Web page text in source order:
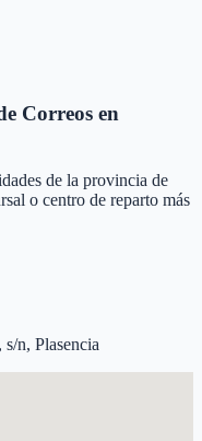
Correos en
de la provincia de
o centro de reparto más
n, Plasencia